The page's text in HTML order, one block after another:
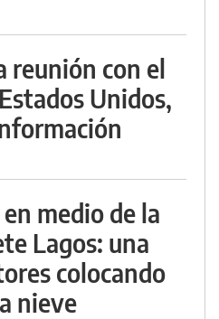
reunión con el
Unidos,
medio de la
Lagos: una
colocando
nieve